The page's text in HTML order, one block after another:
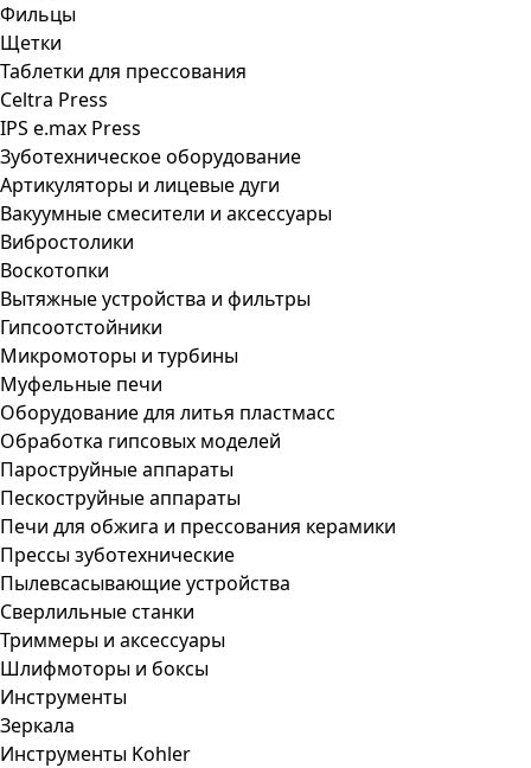
Фильцы
Щетки
Таблетки для прессования
Celtra Press
IPS e.max Press
Зуботехническое оборудование
Артикуляторы и лицевые дуги
Вакуумные смесители и аксессуары
Вибростолики
Воскотопки
Вытяжные устройства и фильтры
Гипсоотстойники
Микромоторы и турбины
Муфельные печи
Оборудование для литья пластмасс
Обработка гипсовых моделей
Пароструйные аппараты
Пескоструйные аппараты
Печи для обжига и прессования керамики
Прессы зуботехнические
Пылевсасывающие устройства
Сверлильные станки
Триммеры и аксессуары
Шлифмоторы и боксы
Инструменты
Зеркала
Инструменты Kohler